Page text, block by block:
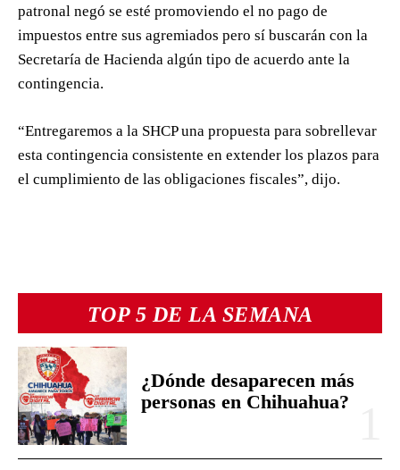
TOP 5 DE LA SEMANA
¿Dónde desaparecen más
personas en Chihuahua?
patronal negó se esté promoviendo el no pago de
impuestos entre sus agremiados pero sí buscarán con la
Secretaría de Hacienda algún tipo de acuerdo ante la
contingencia.
“Entregaremos a la SHCP una propuesta para sobrellevar
esta contingencia consistente en extender los plazos para
el cumplimiento de las obligaciones fiscales”, dijo.